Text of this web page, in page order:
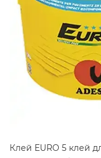
Клей EURO 5 клей